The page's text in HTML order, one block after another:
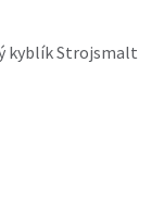
kyblík Strojsmalt